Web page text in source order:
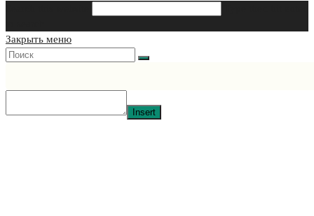
Закрыть меню
Insert